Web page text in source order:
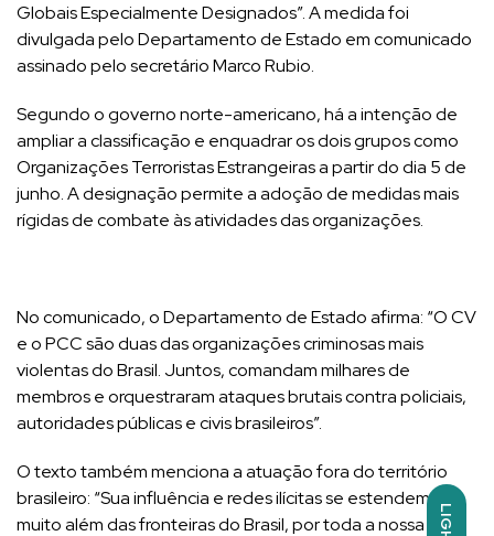
Globais Especialmente Designados”. A medida foi
divulgada pelo Departamento de Estado em comunicado
assinado pelo secretário Marco Rubio.
Segundo o governo norte-americano, há a intenção de
ampliar a classificação e enquadrar os dois grupos como
Organizações Terroristas Estrangeiras a partir do dia 5 de
junho. A designação permite a adoção de medidas mais
rígidas de combate às atividades das organizações.
No comunicado, o Departamento de Estado afirma: “O CV
e o PCC são duas das organizações criminosas mais
violentas do Brasil. Juntos, comandam milhares de
membros e orquestraram ataques brutais contra policiais,
autoridades públicas e civis brasileiros”.
O texto também menciona a atuação fora do território
brasileiro: “Sua influência e redes ilícitas se estendem
muito além das fronteiras do Brasil, por toda a nossa